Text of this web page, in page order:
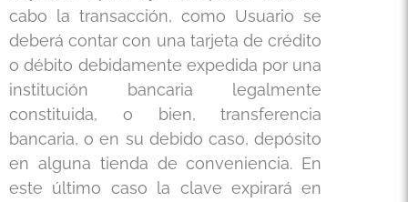
cabo la transacción, como Usuario se
deberá contar con una tarjeta de crédito
o débito debidamente expedida por una
institución bancaria legalmente
constituida, o bien, transferencia
bancaria, o en su debido caso, depósito
en alguna tienda de conveniencia. En
este último caso la clave expirará en